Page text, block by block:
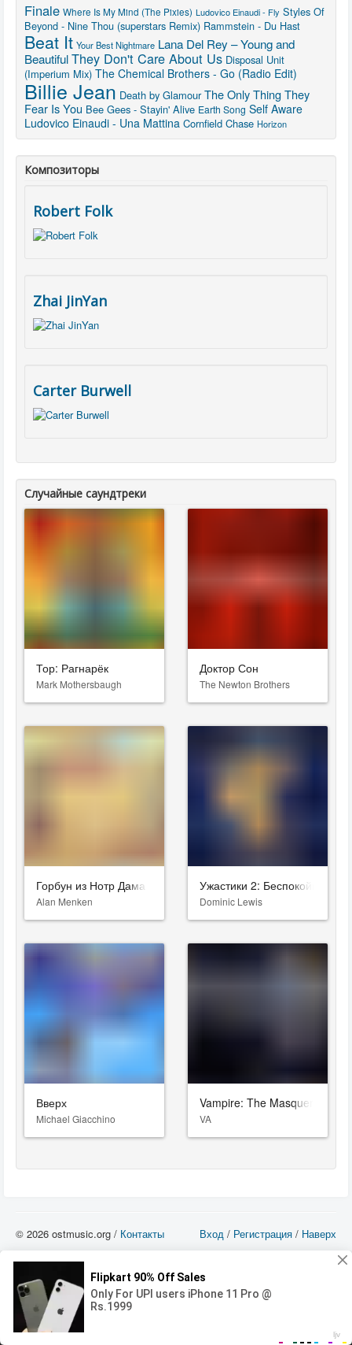
00:00
Finale Where Is My Mind (The Pixies) Ludovico Einaudi - Fly Styles Of
Beyond - Nine Thou (superstars Remix) Rammstein - Du Hast
Beat It Your Best Nightmare Lana Del Rey – Young and
BeautifulThey Don't Care About Us Disposal Unit
(Imperium Mix) The Chemical Brothers - Go (Radio Edit)
Billie Jean Death by Glamour The Only Thing They
Fear Is You Bee Gees - Stayin' Alive Earth Song Self Aware
Ludovico Einaudi - Una Mattina Cornfield Chase Horizon
Композиторы
Robert Folk
Zhai JinYan
Carter Burwell
Случайные саундтреки
Тор: Рагнарёк
Mark Mothersbaugh
Доктор Сон
The Newton Brothers
Горбун из Нотр Дама
Alan Menken
Ужастики 2: Беспокойный
Dominic Lewis
Вверх
Michael Giacchino
Vampire: The Masquerade –
VA
Вход / Регистрация / Наверх
© 2026 ostmusic.org / Контакты
можете использовать такие материалы только в том в случае, если
использование производится с ознакомительными целями - для прочих целей
вы должны приобрести лицензионную запись.